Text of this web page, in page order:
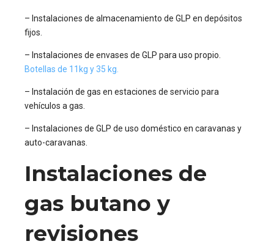
– Instalaciones de almacenamiento de GLP en depósitos
fijos.
– Instalaciones de envases de GLP para uso propio.
Botellas de 11kg y 35 kg.
– Instalación de gas en estaciones de servicio para
vehículos a gas.
– Instalaciones de GLP de uso doméstico en caravanas y
auto-caravanas.
Instalaciones de
gas butano y
revisiones